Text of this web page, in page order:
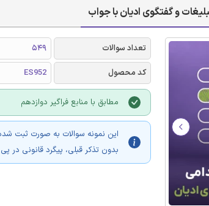
و گفتگوی ادیان با جواب
تعداد سوالات 549
کد محصول
ES952
مطابق با منابع فراگیر دوازدهم
این نمونه سوالات به صورت ثبت
بدون تذکر قبلی، پیگرد قانونی در